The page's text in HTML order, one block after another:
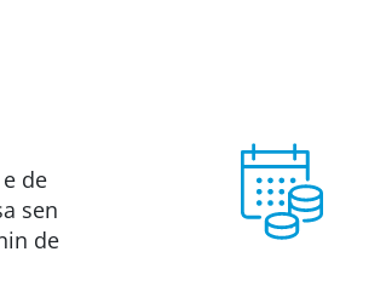
de
sen
de